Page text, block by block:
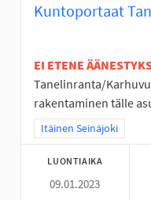
Kuntoportaat
EI ETENE
Tanelinranta/
rakentaminen tälle
Rajaa tulokset teeman
Itäinen Seinäjoki
LUONTIAIKA
09.01.2023